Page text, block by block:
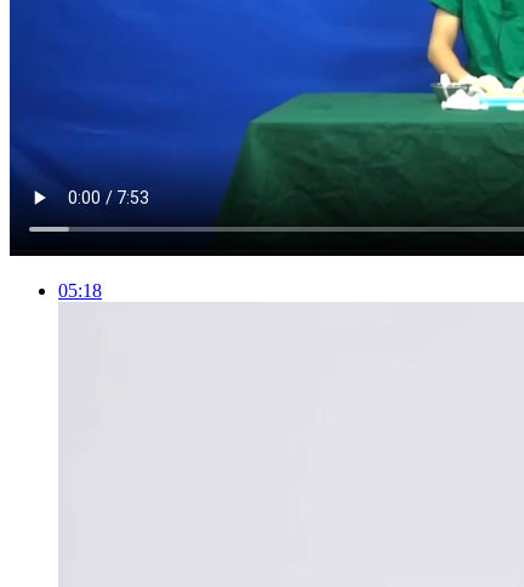
05:18